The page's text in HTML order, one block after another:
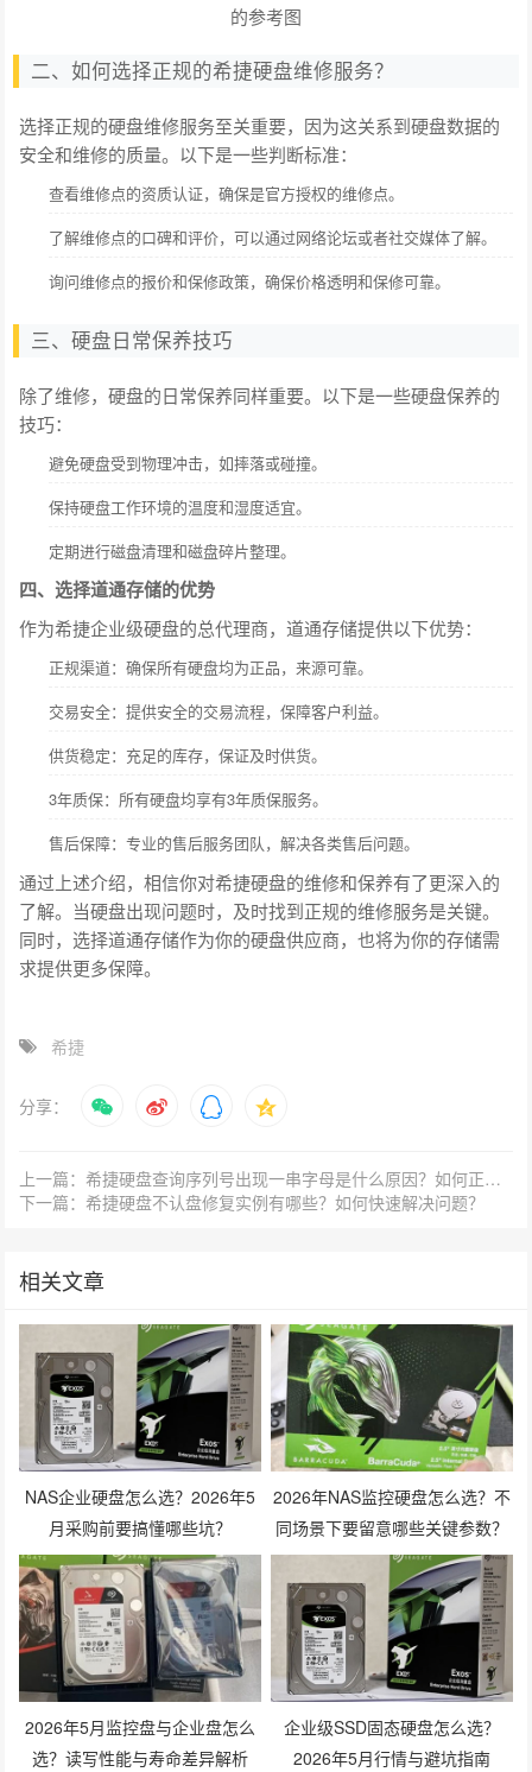
二、如何选择正规的希捷硬盘维修服务？
选择正规的硬盘维修服务至关重要，因为这关系到硬盘数据的
安全和维修的质量。以下是一些判断标准：
查看维修点的资质认证，确保是官方授权的维修点。
了解维修点的口碑和评价，可以通过网络论坛或者社交媒体了解。
询问维修点的报价和保修政策，确保价格透明和保修可靠。
三、硬盘日常保养技巧
除了维修，硬盘的日常保养同样重要。以下是一些硬盘保养的
技巧：
避免硬盘受到物理冲击，如摔落或碰撞。
保持硬盘工作环境的温度和湿度适宜。
定期进行磁盘清理和磁盘碎片整理。
四、选择道通存储的优势
作为希捷企业级硬盘的总代理商，道通存储提供以下优势：
正规渠道：确保所有硬盘均为正品，来源可靠。
交易安全：提供安全的交易流程，保障客户利益。
供货稳定：充足的库存，保证及时供货。
3年质保：所有硬盘均享有3年质保服务。
售后保障：专业的售后服务团队，解决各类售后问题。
通过上述介绍，相信你对希捷硬盘的维修和保养有了更深入的
了解。当硬盘出现问题时，及时找到正规的维修服务是关键。
同时，选择道通存储作为你的硬盘供应商，也将为你的存储需
求提供更多保障。
希捷
分享：
上一篇：希捷硬盘查询序列号出现一串字母是什么原因？如何正确解读？
下一篇：希捷硬盘不认盘修复实例有哪些？如何快速解决问题？
相关文章
NAS企业硬盘怎么选？2026年5
月采购前要搞懂哪些坑？
2026年NAS监控硬盘怎么选？不
同场景下要留意哪些关键参数？
2026年5月监控盘与企业盘怎么
选？读写性能与寿命差异解析
企业级SSD固态硬盘怎么选？
2026年5月行情与避坑指南